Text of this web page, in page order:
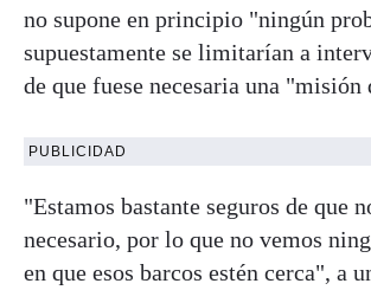
no supone en principio "ningún
supuestamente se limitarían a
de que fuese necesaria una "misión
PUBLICIDAD
"Estamos bastante seguros de que
necesario, por lo que no vemos
en que esos barcos estén cerca", a